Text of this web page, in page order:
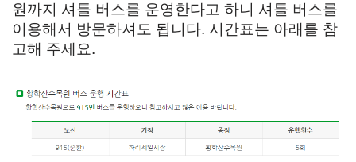
원까지 셔틀 버스를 운영한다고 하니 셔틀 버스를
이용해서 방문하셔도 됩니다. 시간표는 아래를 참
고해 주세요.